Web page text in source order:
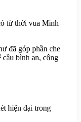
từ thời vua Minh
đã góp phần che
bình an, công
hiện đại trong